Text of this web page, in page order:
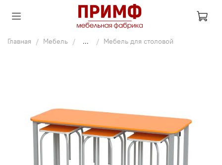
Главная Мебель ... Мебель для столовой